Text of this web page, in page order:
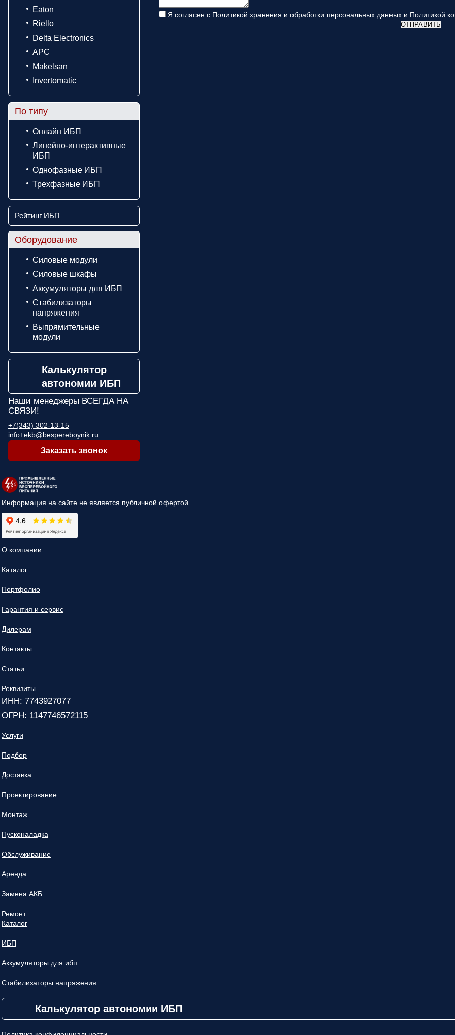
Eaton
Riello
Delta Electronics
APC
Makelsan
Invertomatic
По типу
Онлайн ИБП
Линейно-интерактивные
ИБП
Однофазные ИБП
Трехфазные ИБП
Рейтинг ИБП
Оборудование
Силовые модули
Силовые шкафы
Аккумуляторы для ИБП
Стабилизаторы
напряжения
Выпрямительные
модули
Калькулятор
автономии ИБП
Наши менеджеры ВСЕГДА НА
СВЯЗИ!
+7(343) 302-13-15
info+ekb@bespereboynik.ru
Заказать звонок
Я согласен с Политикой хранения и обработки персональных данных и Политикой
ОТПРАВИТЬ
Информация на сайте не является публичной офертой.
О компании
Каталог
Портфолио
Гарантия и сервис
Дилерам
Контакты
Статьи
Реквизиты
ИНН: 7743927077
ОГРН: 1147746572115
Услуги
Подбор
Доставка
Проектирование
Монтаж
Пусконаладка
Обслуживание
Аренда
Замена АКБ
Ремонт
Каталог
ИБП
Аккумуляторы для ибп
Стабилизаторы напряжения
Калькулятор автономии ИБП